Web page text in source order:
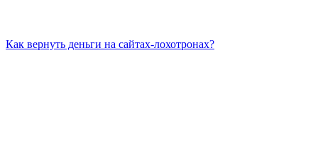
Как вернуть деньги на сайтах-лохотронах?